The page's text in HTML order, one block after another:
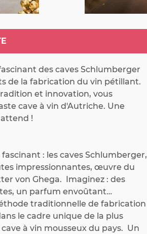
des caves Schlumberger
de la fabrication du vin pétillant.
et innovation, vous
cave à vin d'Autriche. Une
!
: les caves Schlumberger,
impressionnantes, œuvre du
von Ghega.  Imaginez : des
un parfum envoûtant…
traditionnelle de fabrication
le cadre unique de la plus
à vin mousseux du pays.  Un